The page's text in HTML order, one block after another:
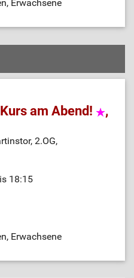
Erwachsene
am Abend! ,
2.OG,
18:15
Erwachsene